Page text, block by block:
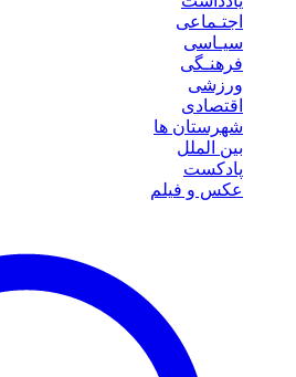
اجتـماعی
سیـاسی
فرهنـگی
ورزشی
اقتصادی
شهرستان ها
بین الملل
پادکست
عکس و فیلم